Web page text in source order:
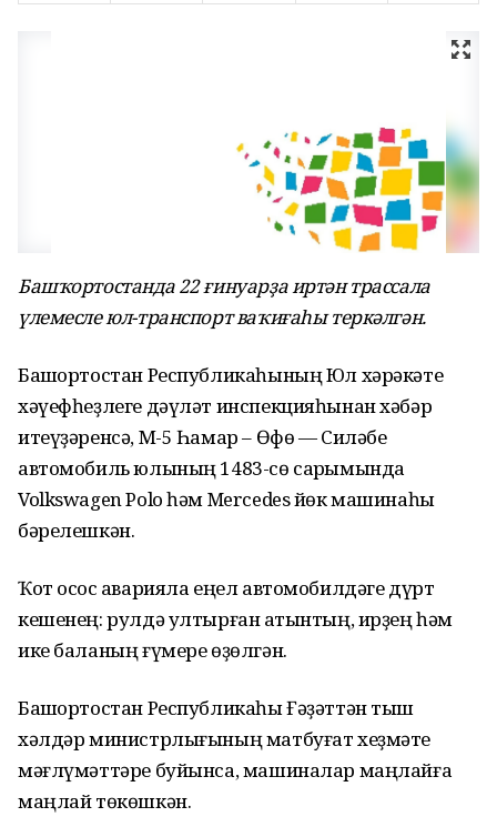
Башҡортостанда 22 ғинуарҙа иртән трассала
үлемесле юл-транспорт ваҡиғаһы теркәлгән.
Башҡортостан Республикаһының Юл хәрәкәте
хәүефһеҙлеге дәүләт инспекцияһынан хәбәр
итеүҙәренсә, М-5 Һамар – Өфө — Силәбе
автомобиль юлының 1483-сө саҡрымында
Volkswagen Polo һәм Mercedes йөк машинаһы
бәрелешкән.
Ҡот осҡос аварияла еңел автомобилдәге дүрт
кешенең: рулдә ултырған ҡатынтың, ирҙең һәм
ике баланың ғүмере өҙөлгән.
Башҡортостан Республикаһы Ғәҙәттән тыш
хәлдәр министрлығының матбуғат хеҙмәте
мәғлүмәттәре буйынса, машиналар маңлайға
маңлай төкөшкән.